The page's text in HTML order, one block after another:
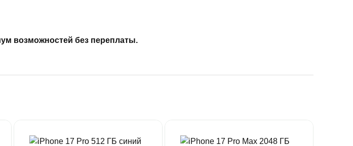
возможностей без переплаты.